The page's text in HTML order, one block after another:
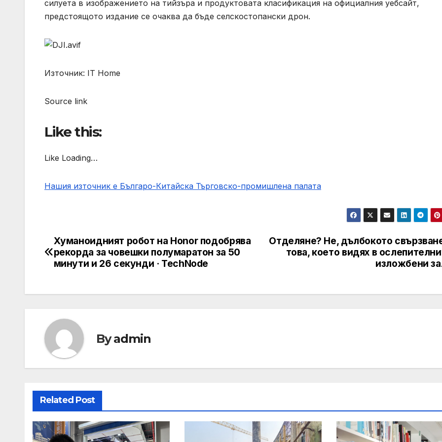
силуета в изображението на тийзъра и продуктовата класификация на официалния уебсайт,
предстоящото издание се очаква да бъде селскостопански дрон.
Източник: IT Home
Source link
Like this:
Like Loading…
Нашия източник е Българо-Китайска Търговско-промишлена палaта
Post
navigation
Отделяне? Не, дълбокото
това, което видях в
изложбени
Хуманоидният робот на Honor подобрява
рекорда за човешки полумаратон за 50
минути и 26 секунди · TechNode
Byadmin
Related Post